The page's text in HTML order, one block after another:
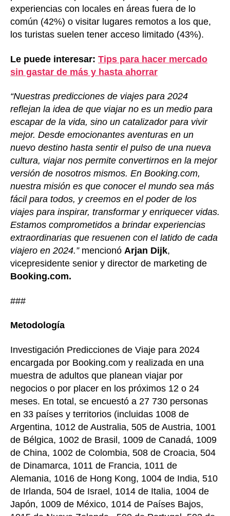
experiencias con locales en áreas fuera de lo
común (42%) o visitar lugares remotos a los que,
los turistas suelen tener acceso limitado (43%).
Le puede interesar: Tips para hacer mercado
sin gastar de más y hasta ahorrar
“Nuestras predicciones de viajes para 2024
reflejan la idea de que viajar no es un medio para
escapar de la vida, sino un catalizador para vivir
mejor. Desde emocionantes aventuras en un
nuevo destino hasta sentir el pulso de una nueva
cultura, viajar nos permite convertirnos en la mejor
versión de nosotros mismos. En Booking.com,
nuestra misión es que conocer el mundo sea más
fácil para todos, y creemos en el poder de los
viajes para inspirar, transformar y enriquecer vidas.
Estamos comprometidos a brindar experiencias
extraordinarias que resuenen con el latido de cada
viajero en 2024.” mencionó Arjan Dijk,
vicepresidente senior y director de marketing de
Booking.com.
###
Metodología
Investigación Predicciones de Viaje para 2024
encargada por Booking.com y realizada en una
muestra de adultos que planean viajar por
negocios o por placer en los próximos 12 o 24
meses. En total, se encuestó a 27 730 personas
en 33 países y territorios (incluidas 1008 de
Argentina, 1012 de Australia, 505 de Austria, 1001
de Bélgica, 1002 de Brasil, 1009 de Canadá, 1009
de China, 1002 de Colombia, 508 de Croacia, 504
de Dinamarca, 1011 de Francia, 1011 de
Alemania, 1016 de Hong Kong, 1004 de India, 510
de Irlanda, 504 de Israel, 1014 de Italia, 1004 de
Japón, 1009 de México, 1014 de Países Bajos,